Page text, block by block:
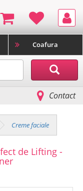
Coafura
Contact
Creme faciale
de Lifting -